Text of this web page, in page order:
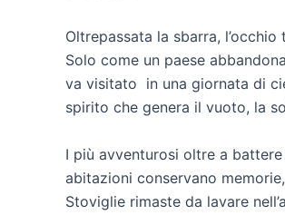
Oltrepassata la sbarra,
Solo come un paese
va visitato in una giornata di
spirito che genera il vuoto, la
I più avventurosi oltre a
abitazioni conservano
Stoviglie rimaste da lavare